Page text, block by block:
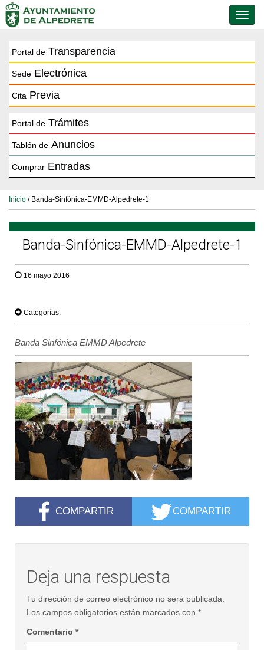
de
Portal de Transparencia
Sede Electrónica
Cita Previa
Portal de Trámites
Tablón de Anuncios
Comprar Entradas
Inicio / Banda-Sinfónica-EMMD-Alpedrete-1
Banda-Sinfónica-EMMD-Alpedrete-1
16 mayo 2016
Categorías:
Banda Sinfónica EMMD Alpedrete
COMPARTIR COMPARTIR
Deja una respuesta
Tu dirección de correo electrónico no será publicada.
Los campos obligatorios están marcados con *
Comentario *